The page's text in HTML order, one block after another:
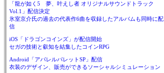
「龍が如く5 夢、叶えし者 オリジナルサウンドトラック
Vol.1」配信決定
氷室京介氏の過去の代表作6曲を収録したアルバムも同時に配
信
iOS「ドラゴンコインズ」が配信開始
セガの技術と叡知を結集したコインRPG
Android「アパレルパレットSP」配信
衣装のデザイン、販売ができるソーシャルシミュレーション